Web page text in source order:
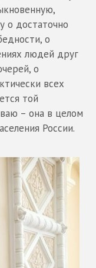
о достаточно
о
людей друг
о
всех
той
– она в целом
России.